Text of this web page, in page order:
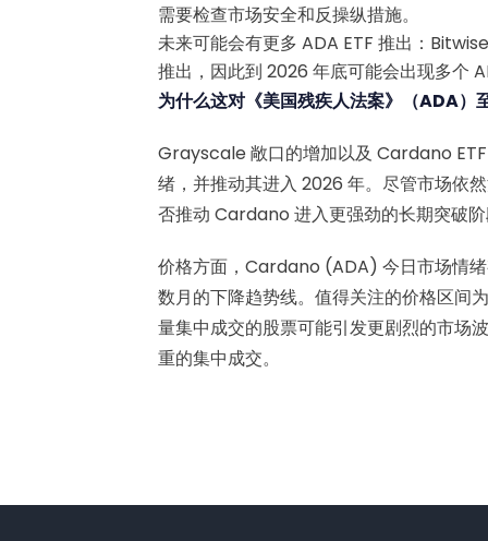
需要检查市场安全和反操纵措施。
未来可能会有更多 ADA ETF 推出：
推出，因此到 2026 年底可能会出现多个
为什么这对《美国残疾人法案》（ADA）
Grayscale 敞口的增加以及 Cardano
绪，并推动其进入 2026 年。尽管市场依
否推动 Cardano 进入更强劲的长期突破
价格方面，Cardano (ADA) 今日市场情
数月的下降趋势线。值得关注的价格区间
量集中成交的股票可能引发更剧烈的市场
重的集中成交。